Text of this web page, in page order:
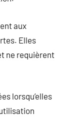
aux
Elles
ne requièrent
lorsqu’elles